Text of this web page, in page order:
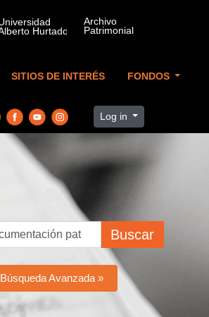
SITIOS DE INTERÉS FONDOS
Log in
Buscar
Búsqueda Avanzada »